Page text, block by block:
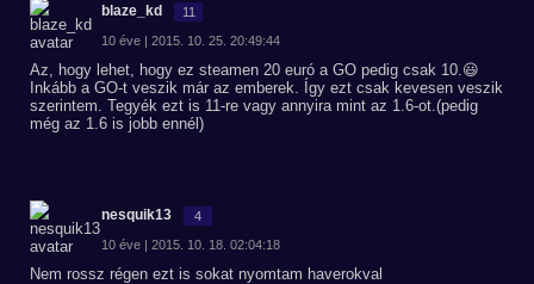
blaze_kd 11
10 éve | 2015. 10. 25. 20:49:44
Az, hogy lehet, hogy ez steamen 20 euró a GO pedig csak 10.😃
Inkább a GO-t veszik már az emberek. Így ezt csak kevesen veszik
szerintem. Tegyék ezt is 11-re vagy annyira mint az 1.6-ot.(pedig
még az 1.6 is jobb ennél)
nesquik13 4
10 éve | 2015. 10. 18. 02:04:18
Nem rossz régen ezt is sokat nyomtam haverokval